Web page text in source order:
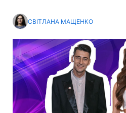
СВІТЛАНА МАЩЕНКО